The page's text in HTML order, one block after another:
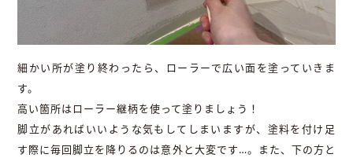
細かい所が塗り終わったら、ローラーで広い面を塗っていきま
す。
高い箇所はローラー継柄を使って塗りましょう！
脚立があればいいような気もしてしまいますが、塗料を付け足
す際に毎回脚立を降りるのは意外と大変です…。また、下の方と